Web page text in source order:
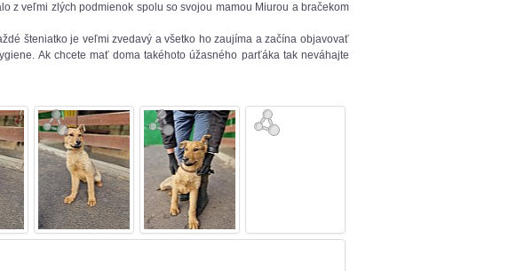
z veľmi zlých podmienok spolu so svojou mamou Miurou a bračekom
šteniatko je veľmi zvedavý a všetko ho zaujíma a začína objavovať
Ak chcete mať doma takéhoto úžasného parťáka tak neváhajte